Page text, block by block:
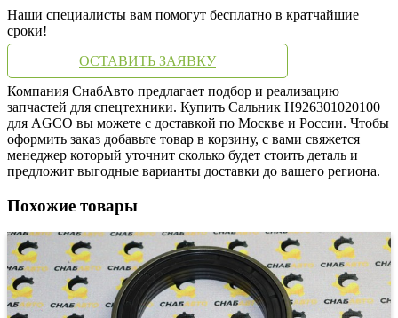
Наши специалисты вам помогут бесплатно в кратчайшие
сроки!
ОСТАВИТЬ ЗАЯВКУ
Компания СнабАвто предлагает подбор и реализацию
запчастей для спецтехники. Купить Сальник H926301020100
для AGCO вы можете с доставкой по Москве и России. Чтобы
оформить заказ добавьте товар в корзину, с вами свяжется
менеджер который уточнит сколько будет стоить деталь и
предложит выгодные варианты доставки до вашего региона.
Похожие товары